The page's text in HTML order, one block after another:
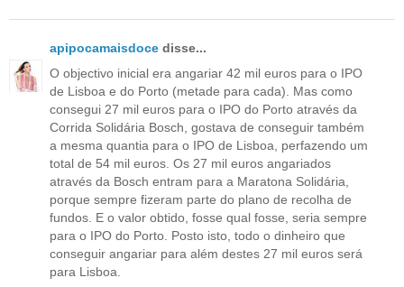
apipocamaisdoce disse...
O objectivo inicial era angariar 42 mil euros para o IPO
de Lisboa e do Porto (metade para cada). Mas como
consegui 27 mil euros para o IPO do Porto através da
Corrida Solidária Bosch, gostava de conseguir também
a mesma quantia para o IPO de Lisboa, perfazendo um
total de 54 mil euros. Os 27 mil euros angariados
através da Bosch entram para a Maratona Solidária,
porque sempre fizeram parte do plano de recolha de
fundos. E o valor obtido, fosse qual fosse, seria sempre
para o IPO do Porto. Posto isto, todo o dinheiro que
conseguir angariar para além destes 27 mil euros será
para Lisboa.